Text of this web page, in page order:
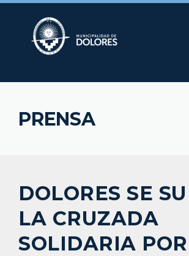
Skip
PRENSA
DOLORES SE
LA CRUZADA
SOLIDARIA POR